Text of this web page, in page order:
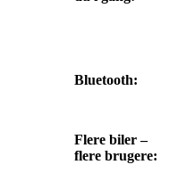
Bluetooth:
Flere biler –
flere brugere: